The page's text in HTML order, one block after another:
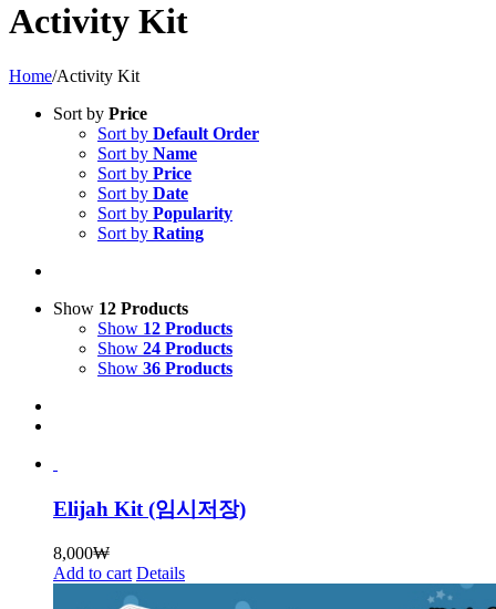
Activity Kit
Home/Activity Kit
Sort by Price
Sort by Default Order
Sort by Name
Sort by Price
Sort by Date
Sort by Popularity
Sort by Rating
Show 12 Products
Show 12 Products
Show 24 Products
Show 36 Products
Elijah Kit (임시저장)
8,000₩
Add to cart Details